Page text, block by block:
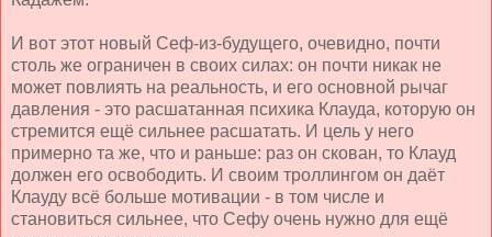
И вот этот новый Сеф-из-будущего, очевидно, почти
столь же ограничен в своих силах: он почти никак не
может повлиять на реальность, и его основной рычаг
давления - это расшатанная психика Клауда, которую он
стремится ещё сильнее расшатать. И цель у него
примерно та же, что и раньше: раз он скован, то Клауд
должен его освободить. И своим троллингом он даёт
Клауду всё больше мотивации - в том числе и
становиться сильнее, что Сефу очень нужно для ещё